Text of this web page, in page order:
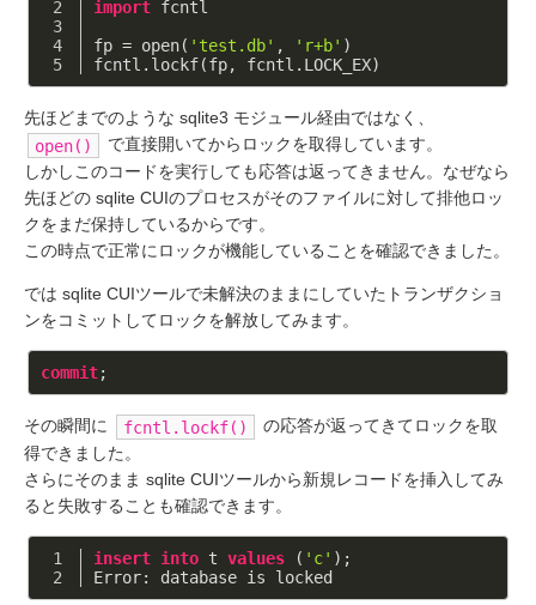
import fcntl
fp = open( 'test.db' , 'r+b' )
fcntl.lockf(fp, fcntl.LOCK_EX)
先ほどまでのような sqlite3 モジュール経由ではなく、
open()
で直接開いてからロックを取得しています。
しかしこのコードを実行しても応答は返ってきません。なぜなら
先ほどの sqlite CUIのプロセスがそのファイルに対して排他ロッ
クをまだ保持しているからです。
この時点で正常にロックが機能していることを確認できました。
では sqlite CUIツールで未解決のままにしていたトランザクショ
ンをコミットしてロックを解放してみます。
commit
その瞬間に fcntl.lockf()
の応答が返ってきてロックを取
得できました。
さらにそのまま sqlite CUIツールから新規レコードを挿入してみ
ると失敗することも確認できます。
insert into t values ( 'c' );
Error: database is locked